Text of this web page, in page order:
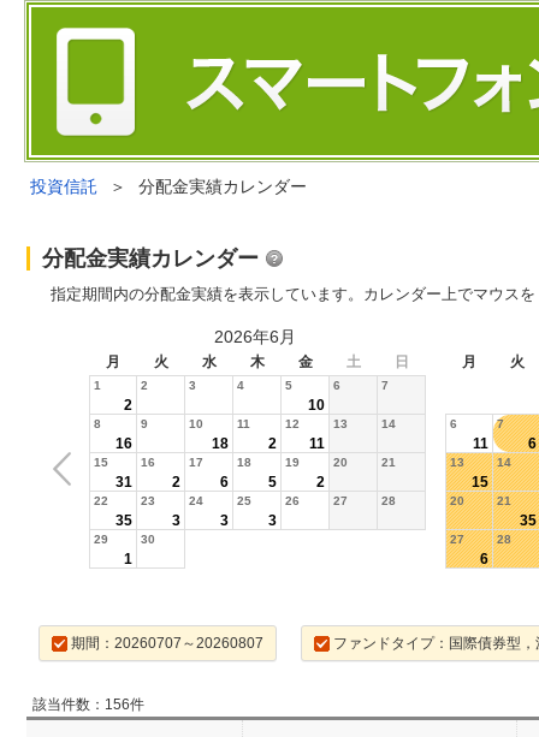
投資信託 ＞ 分配金実績カレンダー
分配金実績カレンダー
指定期間内の分配金実績を表示しています。カレンダー上でマウス
2026年6月
月 火 水 木 金 土 日 月 火
1
2
2 3 4 5
10
6 7
8
16
9 10
18
11
2
12
11
13 14
15
31
16
2
17
6
18
5
19
2
20 21
22
35
23
3
24
3
25
3
26 27 28
29
1
30
6
11
7
6
13
15
14
20 21
35
27
6
28
期間：20260707～20260807 ファンドタイプ：国際債券型
該当件数：156件